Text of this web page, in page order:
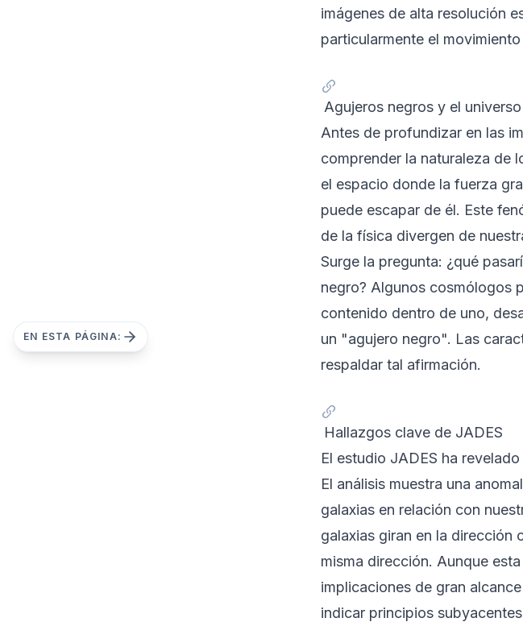
EN ESTA PÁGINA:
imágenes de alta resolución
particularmente el
Agujeros negros y el universo
Antes de profundizar en las
comprender la naturaleza de
el espacio donde la fuerza
puede escapar de él. Este
de la física divergen de
Surge la pregunta: ¿qué
negro? Algunos cosmólogos
contenido dentro de uno,
un "agujero negro". Las
respaldar tal afirmación.
Hallazgos clave de JADES
El estudio JADES ha
El análisis muestra una
galaxias en relación con
galaxias giran en la dirección
misma dirección. Aunque
implicaciones de gran
indicar principios